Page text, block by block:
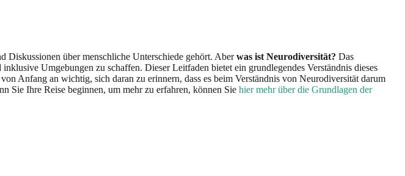
über menschliche Unterschiede gehört. Aberwas ist Neurodiversität? Das
Umgebungen zu schaffen. Dieser Leitfaden bietet ein grundlegendes Verständnis dieses
Anfang an wichtig, sich daran zu erinnern, dass es beim Verständnis von Neurodiversität darum
Sie Ihre Reise beginnen, um mehr zu erfahren, können Sie hier mehr über die Grundlagen der